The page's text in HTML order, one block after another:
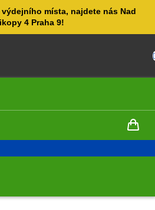
výdejního místa, najdete nás Nad
4 Praha 9!
NÁKUPNÍ
KOŠÍK